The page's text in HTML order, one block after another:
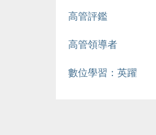
高管評鑑
高管領導者
數位學習：英躍